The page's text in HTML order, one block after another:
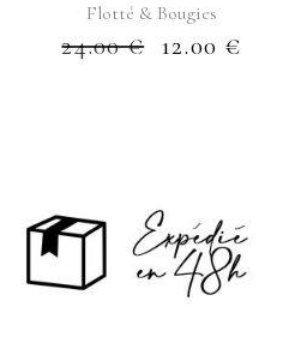
Flotté & Bougies
24.00€ 12.00 €